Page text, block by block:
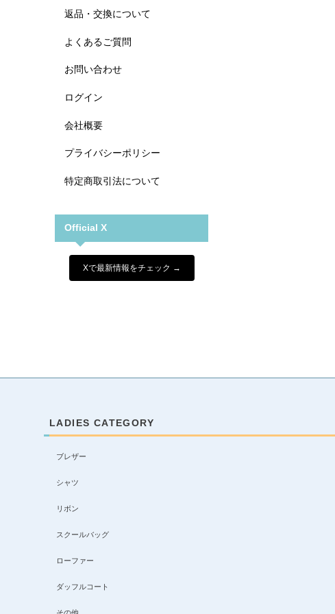
返品・交換について
よくあるご質問
お問い合わせ
ログイン
会社概要
プライバシーポリシー
特定商取引法について
Official X
Xで最新情報をチェック →
LADIES CATEGORY
ブレザー
シャツ
リボン
スクールバッグ
ローファー
ダッフルコート